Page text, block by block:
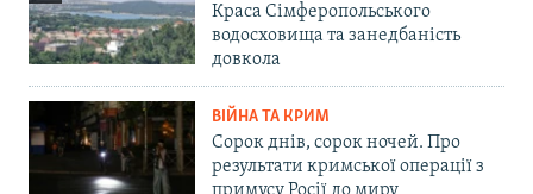
Краса Сімферопольського
водосховища та занедбаність
довкола
ВІЙНА ТА КРИМ
Сорок днів, сорок ночей. Про
результати кримської операції з